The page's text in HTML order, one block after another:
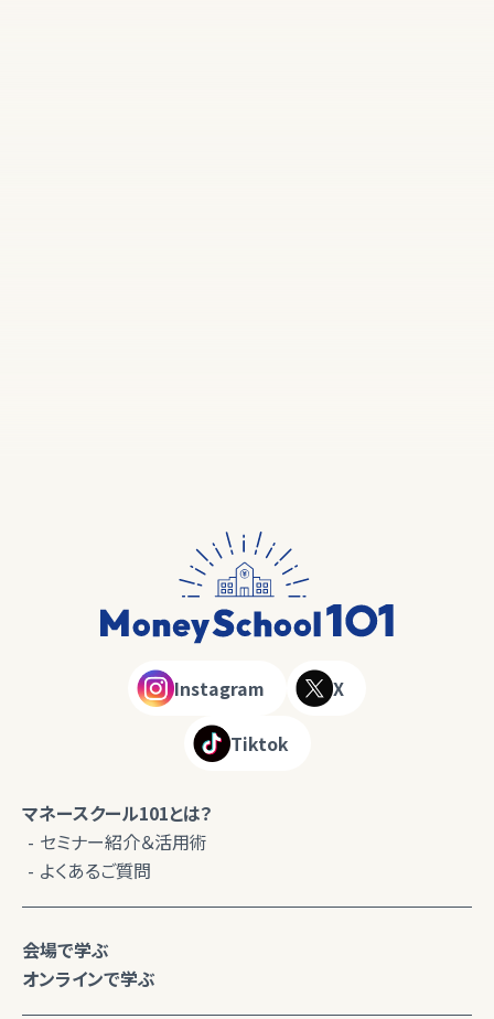
Instagram X
Tiktok
マネースクール101とは？
セミナー紹介＆活用術
よくあるご質問
会場で学ぶ
オンラインで学ぶ